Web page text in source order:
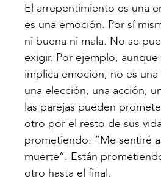
El arrepentimiento es una
es una emoción. Por sí
ni buena ni mala. No se
exigir. Por ejemplo,
implica emoción, no es
una elección, una acción,
las parejas pueden
otro por el resto de sus
prometiendo: “Me sentiré
muerte”. Están
otro hasta el final.